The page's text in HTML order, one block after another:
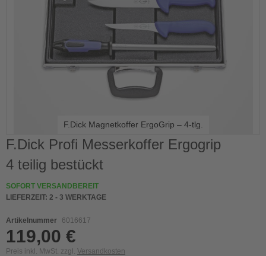
F.Dick Profi Messerkoffer Ergogrip
4 teilig bestückt
SOFORT VERSANDBEREIT
LIEFERZEIT: 2 - 3 WERKTAGE
Artikelnummer 6016617
119,00 €
Preis inkl. MwSt. zzgl. Versandkosten
F.Dick Magnetkoffer ErgoGrip – 4-tlg.
Skip
to
the
of
the
gallery